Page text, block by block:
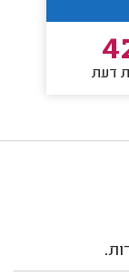
דעת